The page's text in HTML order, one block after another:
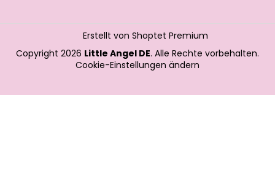
Erstellt von Shoptet Premium
Copyright 2026 Little Angel DE. Alle Rechte vorbehalten.
Cookie-Einstellungen ändern